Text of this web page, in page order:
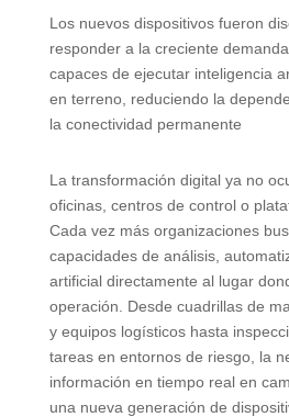
Los nuevos dispositivos fueron
responder a la creciente
capaces de ejecutar inteligencia
en terreno, reduciendo la
la conectividad permanente
La transformación digital ya no
oficinas, centros de control o
Cada vez más organizaciones
capacidades de análisis,
artificial directamente al lugar
operación. Desde cuadrillas de
y equipos logísticos hasta
tareas en entornos de riesgo, la
información en tiempo real en
una nueva generación de